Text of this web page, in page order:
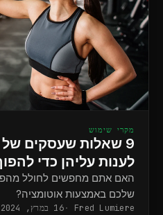
מקרי שימוש
לענות עליהן כדי
לאוטומטית
האם אתם מחפשים לחולל
שלכם באמצעות אוטומציה?
Fred Lumiere 16 במרץ, 2024